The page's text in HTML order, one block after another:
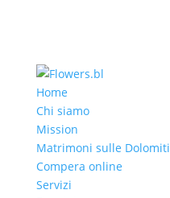
Home
Chi siamo
Mission
Matrimoni sulle Dolomiti
Compera online
Servizi